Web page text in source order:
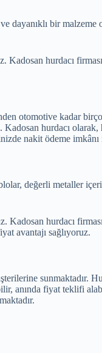
dayanıklı bir
hurdacı
otomotive kadar
hurdacı
nakit ödeme imkânı
değerli metaller
hurdacı
avantajı sağlıyoruz.
sunmaktadır.
anında fiyat teklifi